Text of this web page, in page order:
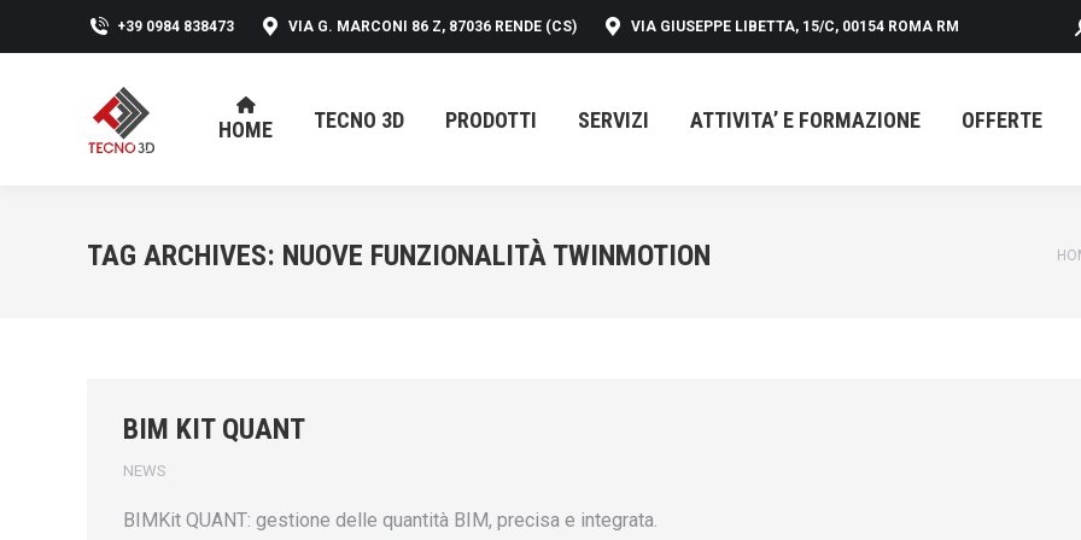
+39 0984 838473 VIA G. MARCONI 86 Z, 87036 RENDE (CS) VIA GIUSEPPE LIBETTA, 15/C, 00154 ROMA RM
HOME TECNO 3D PRODOTTI SERVIZI ATTIVITA’ E FORMAZIONE OFFERTE
TAG ARCHIVES: NUOVE FUNZIONALITÀ TWINMOTION
BIM KIT QUANT
NEWS
BIMKit QUANT: gestione delle quantità BIM, precisa e integrata.
HOME SERVIZI